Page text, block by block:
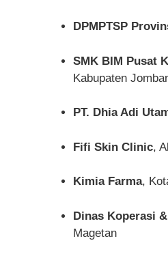
DPMPTSP
SMK BIM Pusat
Kabupaten
PT. Dhia Adi
Fifi Skin Clinic,
Kimia Farma,
Dinas Koperasi
Magetan